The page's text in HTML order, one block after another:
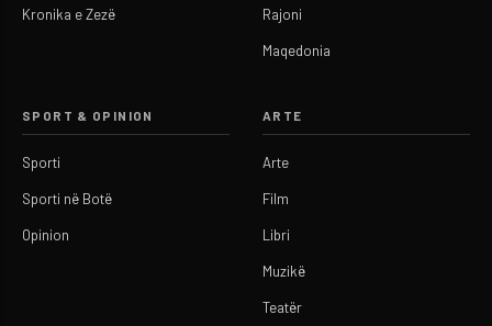
Kronika e Zezë Rajoni
Maqedonia
SPORT & OPINION
Sporti
Sporti në Botë
Opinion
ARTE
Arte
Film
Libri
Muzikë
Teatër